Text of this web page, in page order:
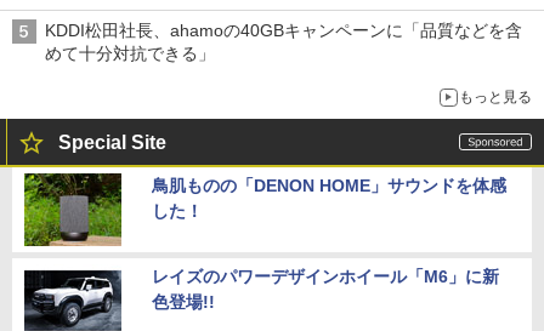
穴と楽天モバイルの課題
KDDI松田社長、ahamoの40GBキャンペーンに「品質などを含
めて十分対抗できる」
もっと見る
Special Site
鳥肌ものの「DENON HOME」サウンドを体感
した！
レイズのパワーデザインホイール「M6」に新
色登場!!